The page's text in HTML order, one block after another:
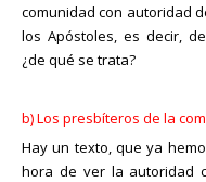
comunidad con autoridad
los Apóstoles, es decir,
¿de qué se trata?
b) Los presbíteros de la
Hay un texto, que ya
hora de ver la autoridad